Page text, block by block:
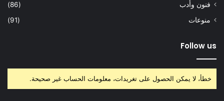
فنون وأدب
(86)
منوعات
(91)
Follow us
خطأ، لا يمكن الحصول على تغريدات، معلومات الحساب غير صحيحة.